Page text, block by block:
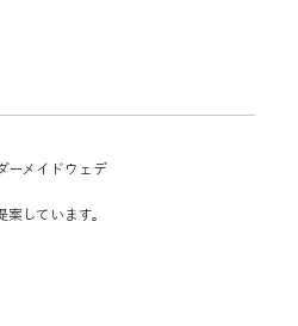
ーメイドウェデ
しています。